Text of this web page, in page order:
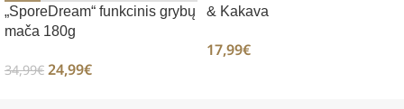
„SporeDream“ funkcinis grybų
mača 180g
34,99€ 24,99€
& Kakava
17,99€